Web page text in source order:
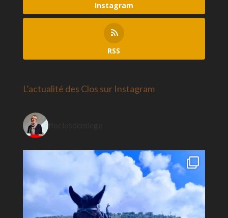
Instagram
RSS
L’actualité des Clos sur Instagram
floclosdemiege